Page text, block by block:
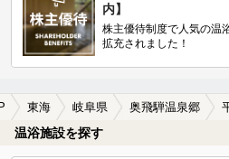
内】
株主優待制度で人気の温
拡充されました！
東海 岐阜県 奥飛騨温泉郷
温浴施設を探す